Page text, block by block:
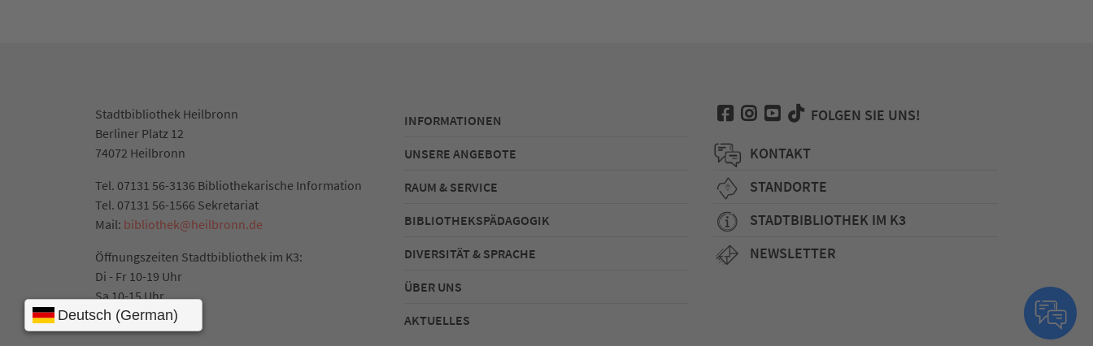
Stadtbibliothek Heilbronn
Berliner Platz 12
74072 Heilbronn
Tel. 07131 56-3136 Bibliothekarische Information
Tel. 07131 56-1566 Sekretariat
Mail: bibliothek@heilbronn.de
Öffnungszeiten Stadtbibliothek im K3:
Di - Fr 10-19 Uhr
Sa 10-15 Uhr
INFORMATIONEN
UNSERE ANGEBOTE
RAUM & SERVICE
BIBLIOTHEKSPÄDAGOGIK
DIVERSITÄT & SPRACHE
ÜBER UNS
AKTUELLES
FOLGEN SIE UNS!
KONTAKT
STANDORTE
STADTBIBLIOTHEK IM K3
NEWSLETTER